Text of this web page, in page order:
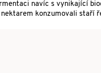
navíc s vynikající
konzumovali staří